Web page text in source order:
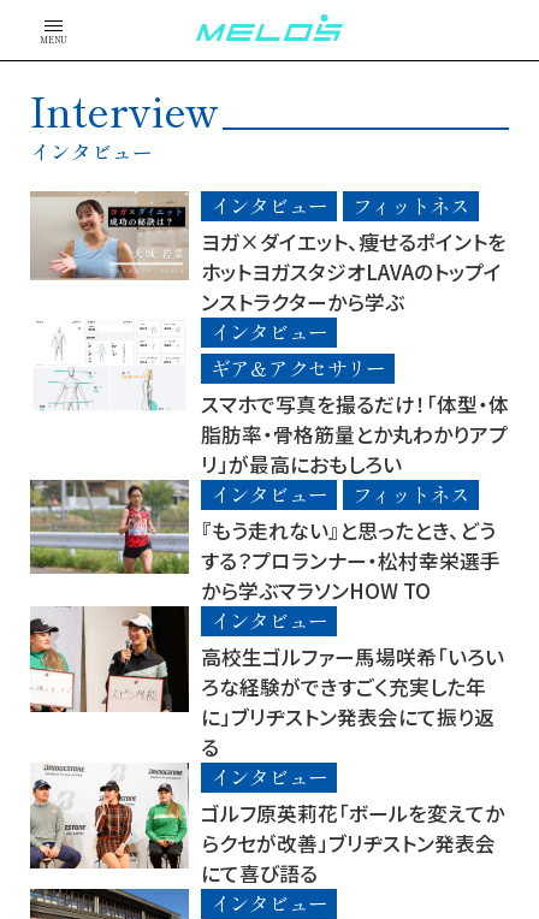
MENU
Interview
インタビュー
インタビュー
フィットネス
ヨガ×ダイエット、痩せるポイントを
ホットヨガスタジオLAVAのトップイ
ンストラクターから学ぶ
インタビュー
ギア＆アクセサリー
スマホで写真を撮るだけ！「体型・体
脂肪率・骨格筋量とか丸わかりアプ
リ」が最高におもしろい
インタビュー
フィットネス
『もう走れない』と思ったとき、どう
する？プロランナー・松村幸栄選手
から学ぶマラソンHOW TO
インタビュー
高校生ゴルファー馬場咲希「いろい
ろな経験ができすごく充実した年
に」ブリヂストン発表会にて振り返
る
インタビュー
ゴルフ原英莉花「ボールを変えてか
らクセが改善」ブリヂストン発表会
にて喜び語る
インタビュー